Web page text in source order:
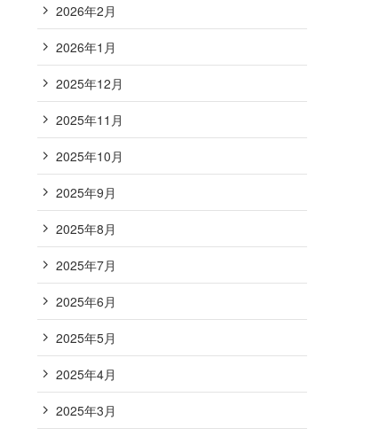
2026年2月
2026年1月
2025年12月
2025年11月
2025年10月
2025年9月
2025年8月
2025年7月
2025年6月
2025年5月
2025年4月
2025年3月